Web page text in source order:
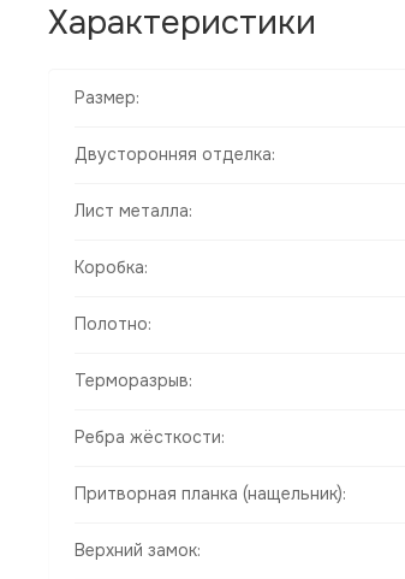
Характеристики
Размер:
Двусторонняя отделка:
Лист металла:
Коробка:
Полотно:
Терморазрыв:
Ребра жёсткости:
Притворная планка (нащельник):
Верхний замок: